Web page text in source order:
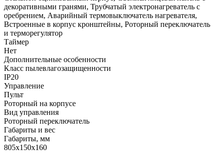
декоративными гранями, Трубчатый электронагреватель с
оребрением, Аварийный термовыключатель нагревателя,
Встроенные в корпус кронштейны, Роторный переключатель
и терморегулятор
Таймер
Нет
Дополнительные особенности
Класс пылевлагозащищенности
IP20
Управление
Пульт
Роторный на корпусе
Вид управления
Роторный переключатель
Габариты и вес
Габариты, мм
805х150х160